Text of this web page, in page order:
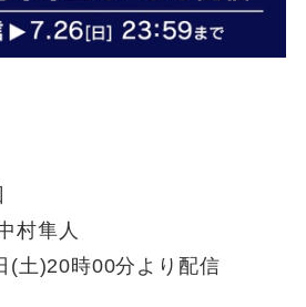
村隼人
(土)20時00分より配信